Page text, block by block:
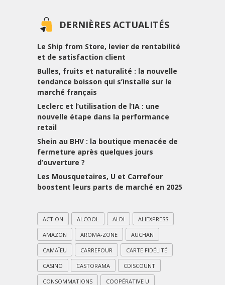
DERNIÈRES ACTUALITÉS
Le Ship from Store, levier de rentabilité
et de satisfaction client
Bulles, fruits et naturalité : la nouvelle
tendance boisson qui s’installe sur le
marché français
Leclerc et l’utilisation de l’IA : une
nouvelle étape dans la performance
retail
Shein au BHV : la boutique menacée de
fermeture après quelques jours
d’ouverture ?
Les Mousquetaires, U et Carrefour
boostent leurs parts de marché en 2025
ACTION ALCOOL ALDI ALIEXPRESS
AMAZON AROMA-ZONE AUCHAN
CAMAÏEU CARREFOUR CARTE FIDÉLITÉ
CASINO CASTORAMA CDISCOUNT
CONSOMMATIONS COOPÉRATIVE U